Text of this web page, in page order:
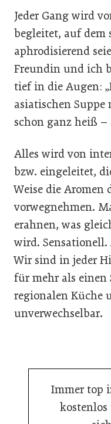
Jeder Gang wird
begleitet, auf dem
aphrodisierend
Freundin und ich
tief in die Augen:
asiatischen
schon ganz heiß –
Alles wird von
bzw. eingeleitet,
Weise die Aromen
vorwegnehmen.
erahnen, was
wird.
Wir sind in jeder
für mehr als einen
regionalen Küche
unverwechselbar.
Immer top